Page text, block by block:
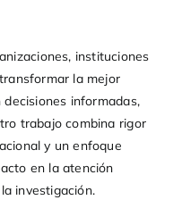
instituciones
la mejor
informadas,
trabajo combina rigor
y un enfoque
en la atención
investigación.